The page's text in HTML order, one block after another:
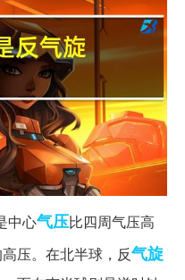
中心气压比四周气压高
压。在北半球，反气旋